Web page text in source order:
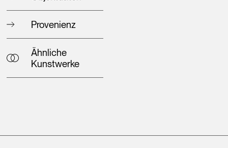
Provenienz
Ähnliche
Kunstwerke